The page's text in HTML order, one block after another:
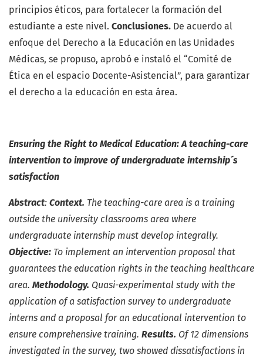
principios éticos, para fortalecer la formación del
estudiante a este nivel. Conclusiones. De acuerdo al
enfoque del Derecho a la Educación en las Unidades
Médicas, se propuso, aprobó e instaló el “Comité de
Ética en el espacio Docente-Asistencial”, para garantizar
el derecho a la educación en esta área.
Ensuring the Right to Medical Education: A teaching-care
intervention to improve of undergraduate internship´s
satisfaction
Abstract: Context. The teaching-care area is a training
outside the university classrooms area where
undergraduate internship must develop integrally.
Objective: To implement an intervention proposal that
guarantees the education rights in the teaching healthcare
area. Methodology. Quasi-experimental study with the
application of a satisfaction survey to undergraduate
interns and a proposal for an educational intervention to
ensure comprehensive training. Results. Of 12 dimensions
investigated in the survey, two showed dissatisfactions in